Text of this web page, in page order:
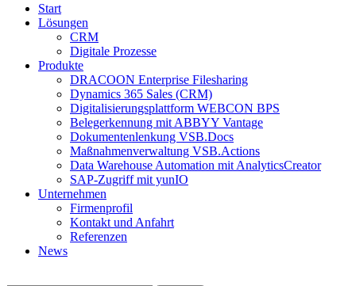
Start
Lösungen
CRM
Digitale Prozesse
Produkte
DRACOON Enterprise Filesharing
Dynamics 365 Sales (CRM)
Digitalisierungsplattform WEBCON BPS
Belegerkennung mit ABBYY Vantage
Dokumentenlenkung VSB.Docs
Maßnahmenverwaltung VSB.Actions
Data Warehouse Automation mit AnalyticsCreator
SAP-Zugriff mit yunIO
Unternehmen
Firmenprofil
Kontakt und Anfahrt
Referenzen
News